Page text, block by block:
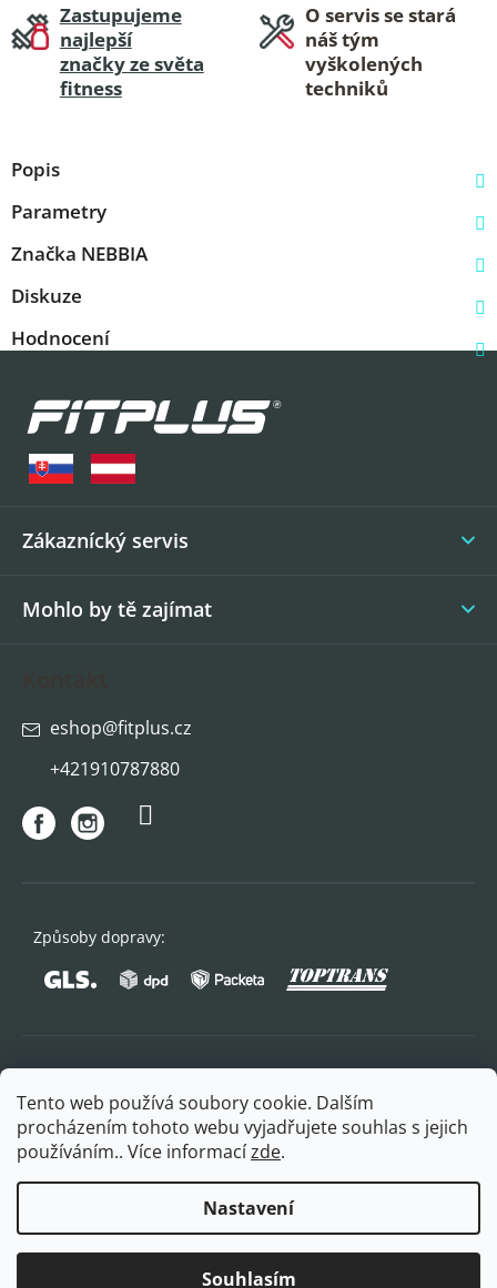
Tento web používá soubory cookie. Dalším
procházením tohoto webu vyjadřujete souhlas s jejich
používáním.. Více informacízde.
Nastavení
Souhlasím
Zastupujeme
najlepší
značky ze světa
fitness
O servis se stará
náš tým
vyškolených
techniků
Popis
Parametry
Značka NEBBIA
Diskuze
Hodnocení
Zákaznícký servis
Mohlo by tě zajímat
eshop@fitplus.cz
+421910787880
Způsoby dopravy:
Copyright 2026FITPLUS. Všechna práva vyhrazena.